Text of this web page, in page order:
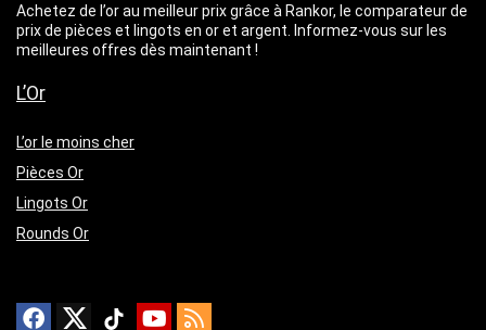
Achetez de l’or au meilleur prix grâce à Rankor, le comparateur de
prix de pièces et lingots en or et argent. Informez-vous sur les
meilleures offres dès maintenant !
L’Or
L’or le moins cher
Pièces Or
Lingots Or
Rounds Or